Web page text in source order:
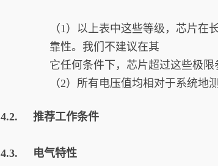
（1）以上表中这些等级，芯片在
靠性。我们不建议在其
它任何条件下，芯片超过这些极限
（2）所有电压值均相对于系统地测
4.2. 推荐工作条件
4.3. 电气特性